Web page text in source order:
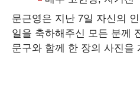
문근영은 지난 7일 자신의
일을 축하해주신 모든 분께
문구와 함께 한 장의 사진을